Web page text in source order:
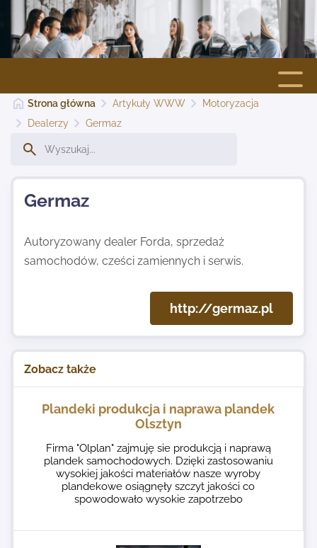
Strona główna
Dodaj stronę
Najnowsze
Kontakt
Strona główna Artykuły WWW
Motoryzacja
Dealerzy
Germaz
Germaz
Autoryzowany dealer Forda, sprzedaż
samochodów, cześci zamiennych i serwis.
http://germaz.pl
Zobacz także
Plandeki produkcja i naprawa plandek
Olsztyn
Firma "Olplan" zajmuję sie produkcją i naprawą
plandek samochodowych. Dzięki zastosowaniu
wysokiej jakości materiałów nasze wyroby
plandekowe osiągnęły szczyt jakości co
spowodowało wysokie zapotrzebo